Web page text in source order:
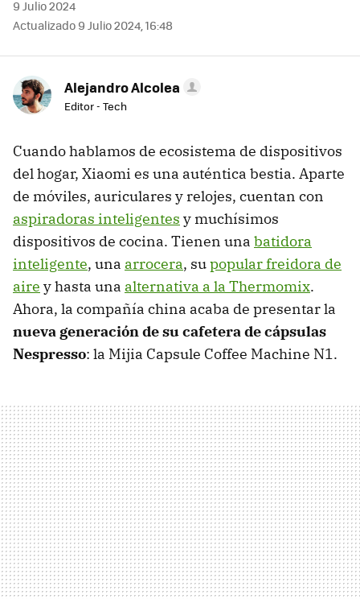
9 Julio 2024
Actualizado 9 Julio 2024, 16:48
Alejandro Alcolea
Editor - Tech
Cuando hablamos de ecosistema de dispositivos
del hogar, Xiaomi es una auténtica bestia. Aparte
de móviles, auriculares y relojes, cuentan con
aspiradoras inteligentes y muchísimos
dispositivos de cocina. Tienen una batidora
inteligente, una arrocera, supopular freidora de
aire y hasta una alternativa a la Thermomix.
Ahora, la compañía china acaba de presentar la
nueva generación de su cafetera de cápsulas
Nespresso: la Mijia Capsule Coffee Machine N1.